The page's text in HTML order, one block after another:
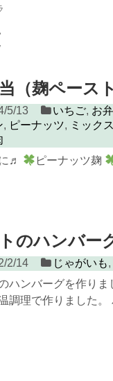
（麹ペース
5/13 いちご, お
, ピーナッツ, ミック
♬
ピーナッツ麹
のハンバー
2/14 じゃがいも,
ハンバーグを作り
調理で作りました。